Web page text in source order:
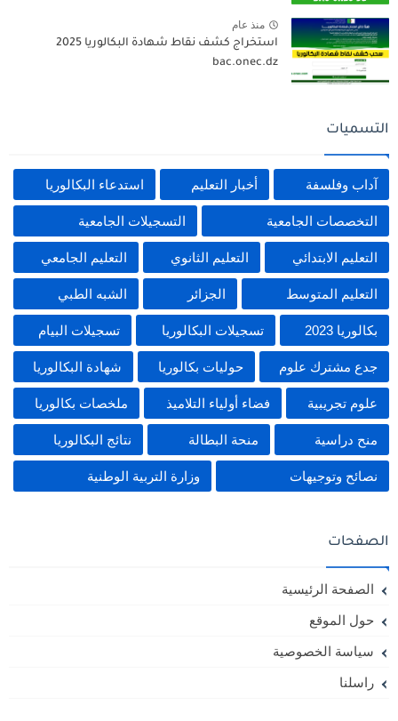
منذ عام
استخراج كشف نقاط شهادة البكالوريا 2025
bac.onec.dz
التسميات
آداب وفلسفة أخبار التعليم استدعاء البكالوريا
التخصصات الجامعية التسجيلات الجامعية
التعليم الابتدائي التعليم الثانوي التعليم الجامعي
التعليم المتوسط الجزائر الشبه الطبي
بكالوريا 2023 تسجيلات البكالوريا تسجيلات البيام
جدع مشترك علوم حوليات بكالوريا شهادة البكالوريا
علوم تجريبية فضاء أولياء التلاميذ ملخصات بكالوريا
منح دراسية منحة البطالة نتائج البكالوريا
نصائح وتوجيهات وزارة التربية الوطنية
الصفحات
الصفحة الرئيسية
حول الموقع
سياسة الخصوصية
راسلنا